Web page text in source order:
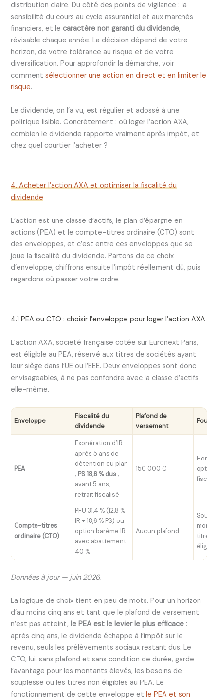
distribution claire. Du côté des points de vigilance : la
sensibilité du cours au cycle assurantiel et aux marchés
financiers, et lecaractère non garanti du dividende,
révisable chaque année. La décision dépend de votre
horizon, de votre tolérance au risque et de votre
diversification. Pour approfondir la démarche, voir
commentsélectionner une action en direct et en limiter le
risque.
Le dividende, on l’a vu, est régulier et adossé à une
politique lisible. Concrètement : où loger l’action AXA,
combien le dividende rapporte vraiment après impôt, et
chez quel courtier l’acheter ?
4. Acheter l’action AXA et optimiser la fiscalité du
dividende
L’action est une classe d’actifs, le plan d’épargne en
actions (PEA) et le compte-titres ordinaire (CTO) sont
des enveloppes, et c’est entre ces enveloppes que se
joue la fiscalité du dividende. Partons de ce choix
d’enveloppe, chiffrons ensuite l’impôt réellement dû, puis
regardons où passer votre ordre.
4.1 PEA ou CTO : choisir l’enveloppe pour loger l’action AXA
L’action AXA, société française cotée sur Euronext Paris,
est éligible au PEA, réservé aux titres de sociétés ayant
leur siège dans l’UE ou l’EEE. Deux enveloppes sont donc
envisageables, à ne pas confondre avec la classe d’actifs
elle-même.
Enveloppe
Fiscalité du
dividende
Plafond de
versement
Pour
PEA
Exonération d’IR
après 5 ans de
détention du plan
; PS 18,6 % dus;
avant 5 ans,
retrait fiscalisé
150 000 €
fiscale
Compte-titres
ordinaire (CTO)
PFU 31,4 % (12,8 %
IR + 18,6 % PS) ou
option barème IR
avec abattement
40 %
Aucun plafond
titres
Données à jour — juin 2026.
La logique de choix tient en peu de mots. Pour un horizon
d’au moins cinq ans et tant que le plafond de versement
n’est pas atteint,le PEA est le levier le plus efficace :
après cinq ans, le dividende échappe à l’impôt sur le
revenu, seuls les prélèvements sociaux restant dus. Le
CTO, lui, sans plafond et sans condition de durée, garde
l’avantage pour les montants élevés, les besoins de
souplesse ou les titres non éligibles au PEA. Le
fonctionnement de cette enveloppe etle PEA et son